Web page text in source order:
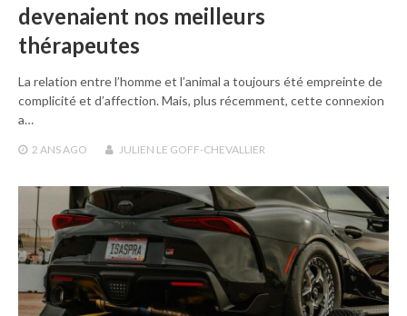
devenaient nos meilleurs
thérapeutes
La relation entre l’homme et l’animal a toujours été empreinte de
complicité et d’affection. Mais, plus récemment, cette connexion
a…
2 ANS AGO JULIEN LE GOFF-CHEVALLIER